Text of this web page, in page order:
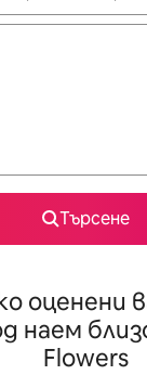
Търсене
оценени
наем
Flowers